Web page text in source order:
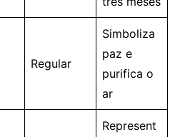
Regular
Simboliza
paz e
purifica o
ar
Represent